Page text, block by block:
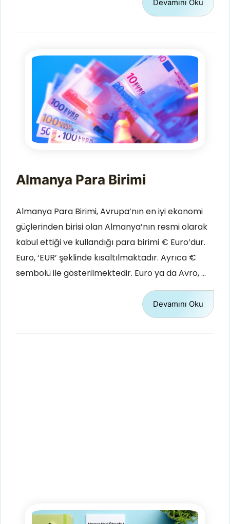
Devamını Oku
Almanya Para Birimi
Almanya Para Birimi, Avrupa’nın en iyi ekonomi
güçlerinden birisi olan Almanya’nın resmi olarak
kabul ettiği ve kullandığı para birimi € Euro’dur.
Euro, ‘EUR’ şeklinde kısaltılmaktadır. Ayrıca €
sembolü ile gösterilmektedir. Euro ya da Avro, …
Devamını Oku